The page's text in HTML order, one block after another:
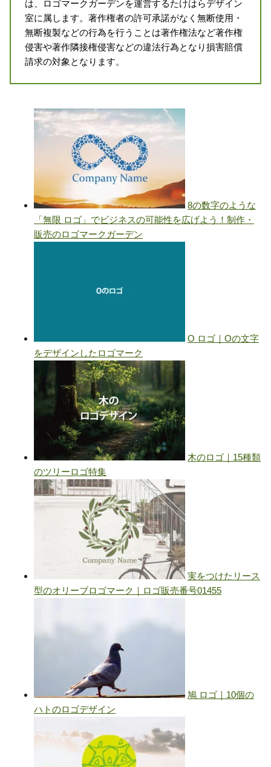
は、ロゴマークガーデンを運営するたけはらデザイン
室に属します。著作権者の許可承諾がなく無断使用・
無断複製などの行為を行うことは著作権法など著作権
侵害や著作隣接権侵害などの違法行為となり損害賠償
請求の対象となります。